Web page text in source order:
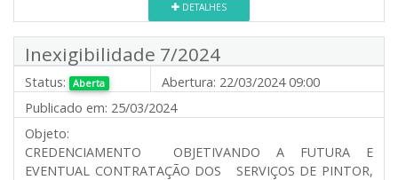
DETALHES
Inexigibilidade 7/2024
Status: Aberta Abertura: 22/03/2024 09:00
Publicado em: 25/03/2024
Objeto:
CREDENCIAMENTO OBJETIVANDO A FUTURA E
EVENTUAL CONTRATAÇÃO DOS SERVIÇOS DE PINTOR,